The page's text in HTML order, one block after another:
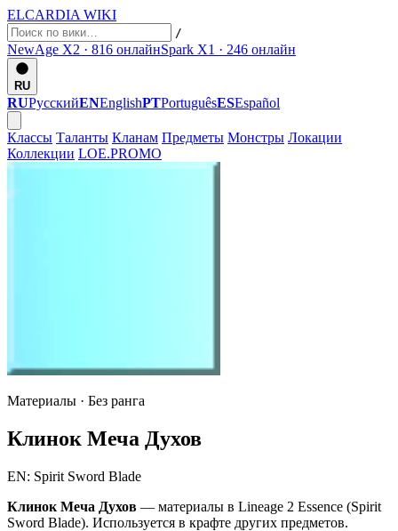
ELCARDIA WIKI
/
NewAge X2 · 816 онлайнSpark X1 · 246 онлайн
RU
RUРусскийENEnglishPTPortuguêsESEspañol
Классы Таланты Кланам Предметы Монстры Локации
Коллекции LOE.PROMO
Материалы · Без ранга
Клинок Меча Духов
EN: Spirit Sword Blade
Клинок Меча Духов — материалы в Lineage 2 Essence (Spirit
Sword Blade). Используется в крафте других предметов.